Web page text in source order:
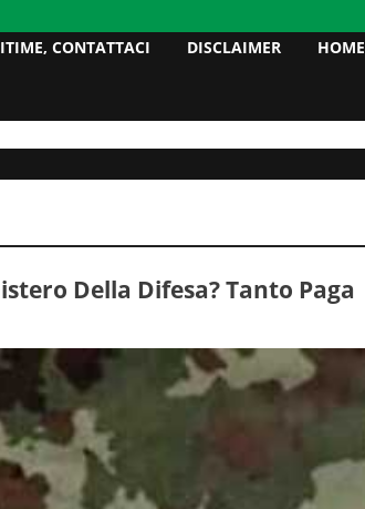
CONTATTACI DISCLAIMER HOME
Della Difesa? Tanto Paga